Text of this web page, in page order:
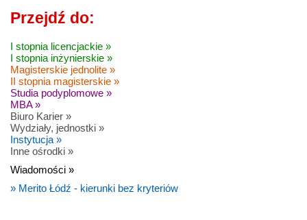
Przejdź do:
I stopnia licencjackie »
I stopnia inżynierskie »
Magisterskie jednolite »
II stopnia magisterskie »
Studia podyplomowe »
MBA »
Biuro Karier »
Wydziały, jednostki »
Instytucja »
Inne ośrodki »
Wiadomości »
» Merito Łódź - kierunki bez kryteriów